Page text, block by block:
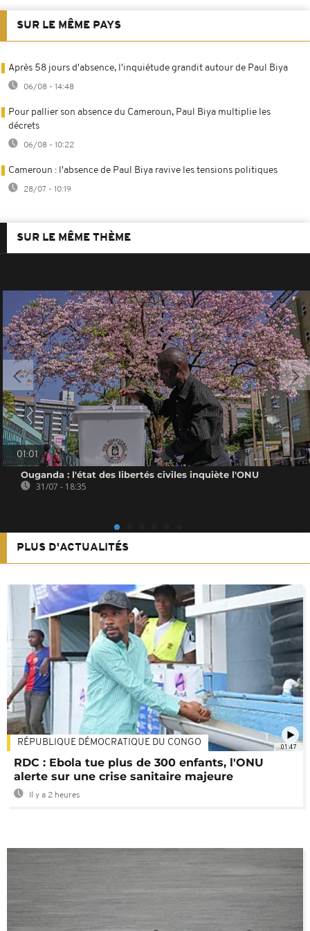
SUR LE MÊME PAYS
Après 58 jours d'absence, l'inquiétude grandit autour de Paul Biya
06/08 - 14:48
Pour pallier son absence du Cameroun, Paul Biya multiplie les
décrets
06/08 - 10:22
Cameroun : l'absence de Paul Biya ravive les tensions politiques
28/07 - 10:19
SUR LE MÊME THÈME
01:01
Ouganda : l'état des libertés civiles inquiète l'ONU
31/07 - 18:35
PLUS D'ACTUALITÉS
01:47
RÉPUBLIQUE DÉMOCRATIQUE DU CONGO
RDC : Ebola tue plus de 300 enfants, l'ONU
alerte sur une crise sanitaire majeure
Il y a 2 heures